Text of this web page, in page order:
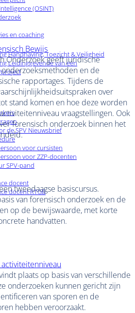
(OSINT)
en coaching
Handhaving, Toezicht & Veiligheid
Leidinggevende van een
de SPV Nieuwsbrief
voor cursisten
voor ZZP-docenten
SPV-pand
docent
docent RTGB
Bewijs
Onderzoek geeft juridische
en de
rapportages. Tijdens de
over
stand komen en hoe deze worden
vraagstellingen. Ook
forensisch onderzoek binnen het
tweedaagse basiscursus.
van forensisch onderzoek en de
op de bewijswaarde, met korte
handvatten.
plaats op basis van verschillende
onderzoeken kunnen gericht zijn
van sporen en de
hebben veroorzaakt.